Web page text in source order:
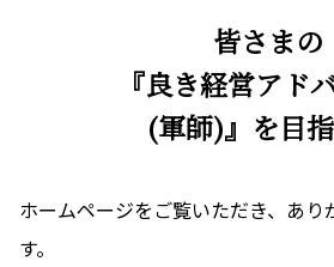
皆さまの
『良き経営アド
(軍師)』を目
ホームページをご覧いただき、あり
す。